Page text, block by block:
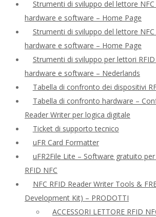
Strumenti di sviluppo del lettore
hardware e software – Home Page
Strumenti di sviluppo del lettore
hardware e software – Home Page
Strumenti di sviluppo per lettori RFID
hardware e software – Nederlands
Tabella di confronto dei dispositivi
Tabella di confronto hardware –
Reader Writer per logica digitale
Ticket di supporto tecnico
uFR Card Formatter
uFR2File Lite – Software gratuito
RFID NFC
NFC RFID Reader Writer Tools &
Development Kit) – PRODOTTI
ACCESSORI LETTORE RFID